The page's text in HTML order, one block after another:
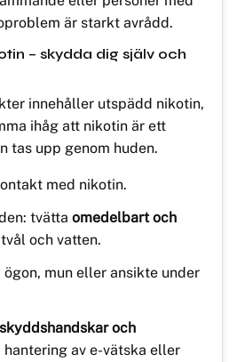
är starkt avrådd.
– skydda dig själv och
innehåller utspädd nikotin,
ihåg att nikotin är ett
tas upp genom huden.
med nikotin.
tvätta omedelbart och
och vatten.
ögon, mun eller ansikte under
skyddshandskar och
hantering av e-vätska eller